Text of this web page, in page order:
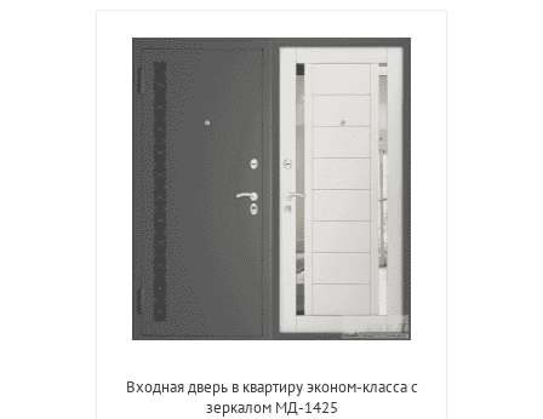
Входная дверь в квартиру эконом-класса с
зеркалом МД-1425